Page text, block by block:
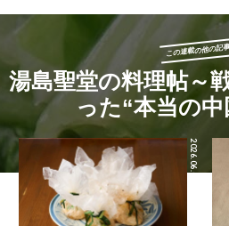
この連載の他の記
湯島聖堂の料理帖～
った“本当の中
2026.06.04